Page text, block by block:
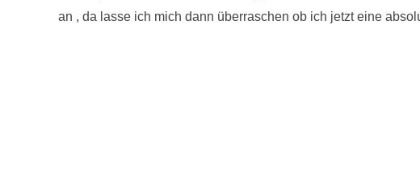
an , da lasse ich mich dann überraschen ob ich jetzt eine